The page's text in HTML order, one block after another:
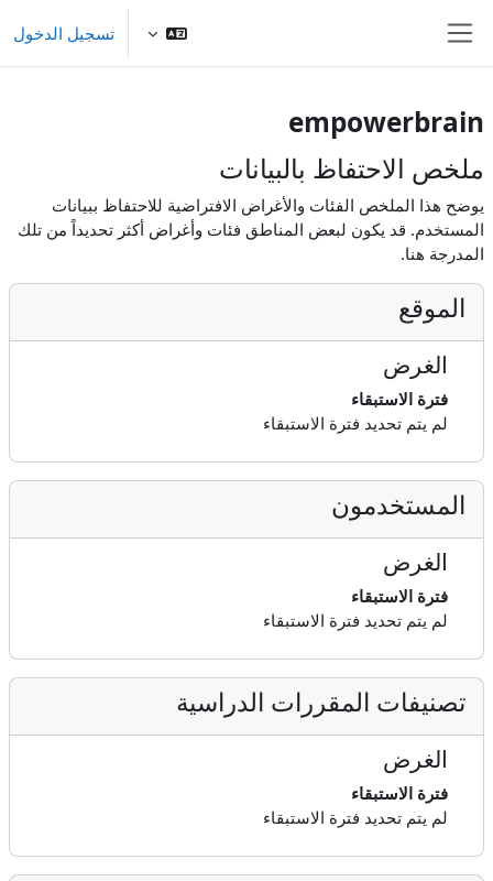
تسجيل الدخول
empowerbrain
ملخص الاحتفاظ بالبيانات
يوضح هذا الملخص الفئات والأغراض الافتراضية للاحتفاظ ببيانات
المستخدم. قد يكون لبعض المناطق فئات وأغراض أكثر تحديداً من تلك
المدرجة هنا.
الموقع
الغرض
فترة الاستبقاء
لم يتم تحديد فترة الاستبقاء
المستخدمون
الغرض
فترة الاستبقاء
لم يتم تحديد فترة الاستبقاء
تصنيفات المقررات الدراسية
الغرض
فترة الاستبقاء
لم يتم تحديد فترة الاستبقاء